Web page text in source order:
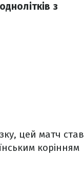
з
цей матч став
корінням